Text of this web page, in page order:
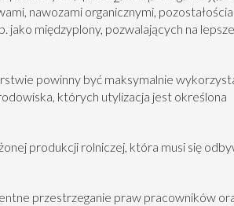
nawozami organicznymi,
międzyplony, pozwalających na lepsze
powinny być maksymalnie
których utylizacja jest określona
produkcji rolniczej, która musi się
przestrzeganie praw pracowników